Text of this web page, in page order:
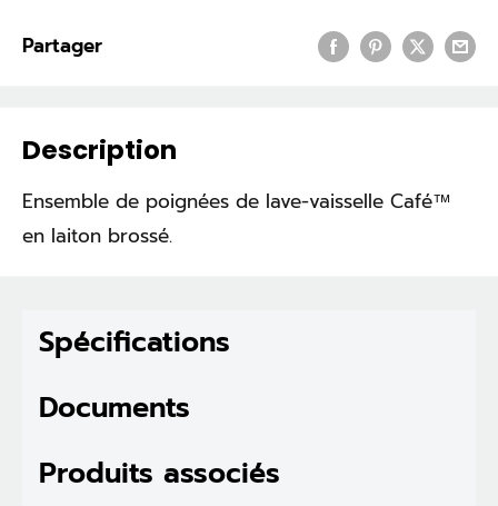
Partager
Description
Ensemble de poignées de lave-vaisselle Café™
en laiton brossé.
Spécifications
Documents
Produits associés